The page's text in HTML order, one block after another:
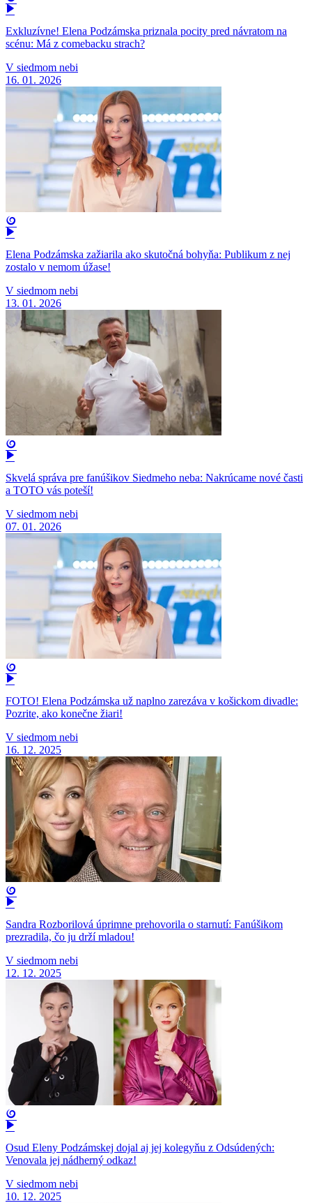
Exkluzívne! Elena Podzámska priznala pocity pred návratom na
scénu: Má z comebacku strach?
V siedmom nebi
16. 01. 2026
Elena Podzámska zažiarila ako skutočná bohyňa: Publikum z nej
zostalo v nemom úžase!
V siedmom nebi
13. 01. 2026
Skvelá správa pre fanúšikov Siedmeho neba: Nakrúcame nové časti
a TOTO vás poteší!
V siedmom nebi
07. 01. 2026
FOTO! Elena Podzámska už naplno zarezáva v košickom divadle:
Pozrite, ako konečne žiari!
V siedmom nebi
16. 12. 2025
Sandra Rozborilová úprimne prehovorila o starnutí: Fanúšikom
prezradila, čo ju drží mladou!
V siedmom nebi
12. 12. 2025
Osud Eleny Podzámskej dojal aj jej kolegyňu z Odsúdených:
Venovala jej nádherný odkaz!
V siedmom nebi
10. 12. 2025